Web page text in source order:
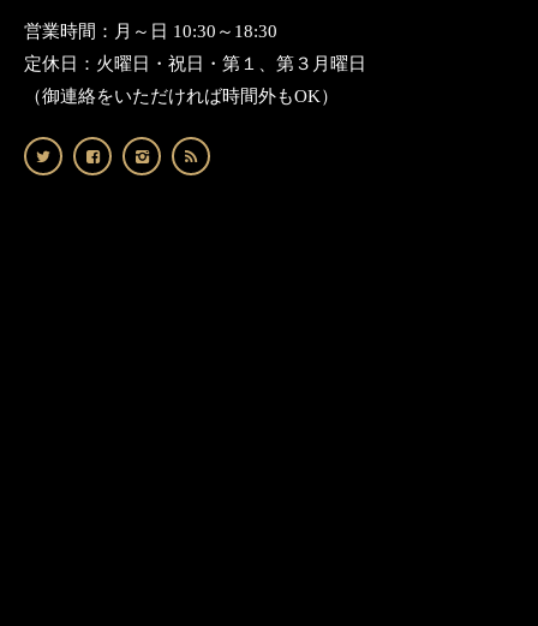
営業時間：月～日 10:30～18:30
定休日：火曜日・祝日・第１、第３月曜日
（御連絡をいただければ時間外もOK）